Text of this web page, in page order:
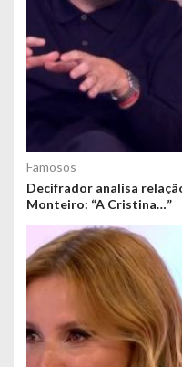
Famosos
Decifrador analisa
Monteiro: “A Cristina…”